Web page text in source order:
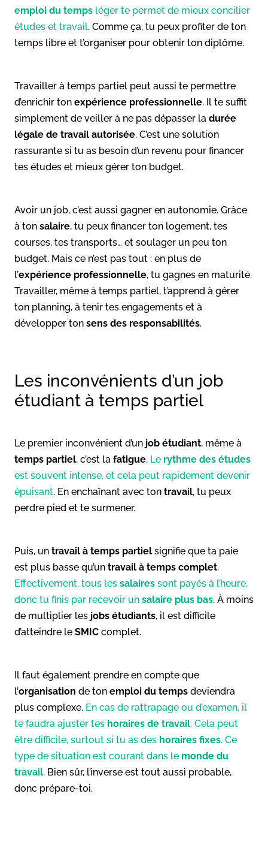
emploi du temps léger te permet de mieux concilier
études et travail. Comme ça, tu peux profiter de ton
temps libre et t’organiser pour obtenir ton diplôme.
Travailler à temps partiel peut aussi te permettre
d’enrichir ton expérience professionnelle. Il te suffit
simplement de veiller à ne pas dépasser la durée
légale de travail autorisée. C’est une solution
rassurante si tu as besoin d’un revenu pour financer
tes études et mieux gérer ton budget.
Avoir un job, c’est aussi gagner en autonomie. Grâce
à ton salaire, tu peux financer ton logement, tes
courses, tes transports… et soulager un peu ton
budget. Mais ce n’est pas tout : en plus de
l’expérience professionnelle, tu gagnes en maturité.
Travailler, même à temps partiel, t’apprend à gérer
ton planning, à tenir tes engagements et à
développer ton sens des responsabilités.
Les inconvénients d’un job
étudiant à temps partiel
Le premier inconvénient d’un job étudiant, même à
temps partiel, c’est la fatigue. Le rythme des études
est souvent intense, et cela peut rapidement devenir
épuisant. En enchaînant avec ton travail, tu peux
perdre pied et te surmener.
Puis, un travail à temps partiel signifie que ta paie
est plus basse qu’un travail à temps complet.
Effectivement, tous les salaires sont payés à l’heure,
donc tu finis par recevoir un salaire plus bas. À moins
de multiplier les jobs étudiants, il est difficile
d’atteindre le SMIC complet.
Il faut également prendre en compte que
l’organisation de ton emploi du temps deviendra
plus complexe. En cas de rattrapage ou d’examen, il
te faudra ajuster tes horaires de travail. Cela peut
être difficile, surtout si tu as des horaires fixes. Ce
type de situation est courant dans le monde du
travail. Bien sûr, l’inverse est tout aussi probable,
donc prépare-toi.